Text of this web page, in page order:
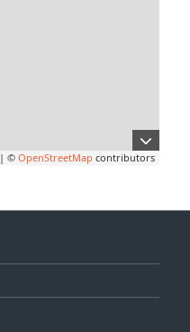
| ©OpenStreetMap contributors